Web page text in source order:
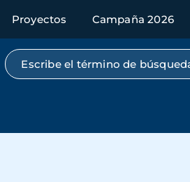
Proyectos Campaña 2026
Búsqueda por texto completo